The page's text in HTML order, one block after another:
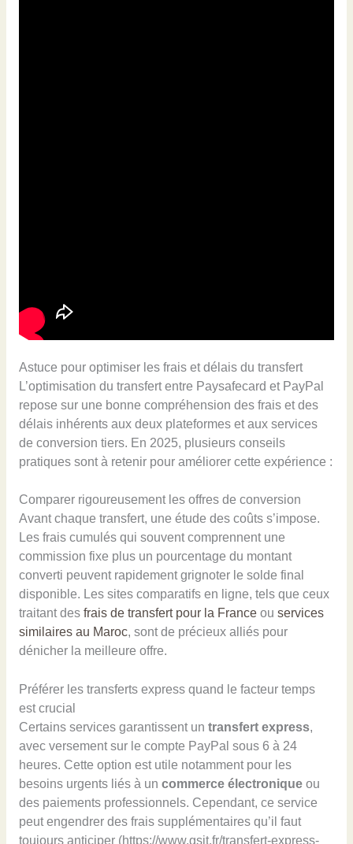
Astuce pour optimiser les frais et délais du transfert
L’optimisation du transfert entre Paysafecard et PayPal
repose sur une bonne compréhension des frais et des
délais inhérents aux deux plateformes et aux services
de conversion tiers. En 2025, plusieurs conseils
pratiques sont à retenir pour améliorer cette expérience :
Comparer rigoureusement les offres de conversion
Avant chaque transfert, une étude des coûts s’impose.
Les frais cumulés qui souvent comprennent une
commission fixe plus un pourcentage du montant
converti peuvent rapidement grignoter le solde final
disponible. Les sites comparatifs en ligne, tels que ceux
traitant des frais de transfert pour la Franceou services
similaires au Maroc, sont de précieux alliés pour
dénicher la meilleure offre.
Préférer les transferts express quand le facteur temps
est crucial
Certains services garantissent un transfert express,
avec versement sur le compte PayPal sous 6 à 24
heures. Cette option est utile notamment pour les
besoins urgents liés à un commerce électroniqueou
des paiements professionnels. Cependant, ce service
peut engendrer des frais supplémentaires qu’il faut
toujours anticiper (https://www.gsit.fr/transfert-express-